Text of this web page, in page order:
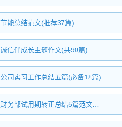
节能总结范文(推荐37篇)
诚信伴成长主题作文(共90篇)…
公司实习工作总结五篇(必备18篇)…
财务部试用期转正总结5篇范文…